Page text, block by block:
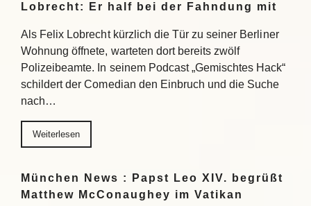
Lobrecht: Er half bei der Fahndung mit
Als Felix Lobrecht kürzlich die Tür zu seiner Berliner
Wohnung öffnete, warteten dort bereits zwölf
Polizeibeamte. In seinem Podcast „Gemischtes Hack“
schildert der Comedian den Einbruch und die Suche
nach…
Weiterlesen
München News : Papst Leo XIV. begrüßt
Matthew McConaughey im Vatikan